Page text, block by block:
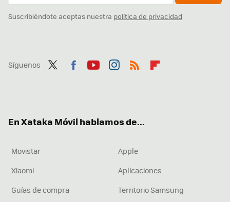
Suscribiéndote aceptas nuestra política de privacidad
Síguenos
En Xataka Móvil hablamos de...
Movistar
Apple
Xiaomi
Aplicaciones
Guías de compra
Territorio Samsung